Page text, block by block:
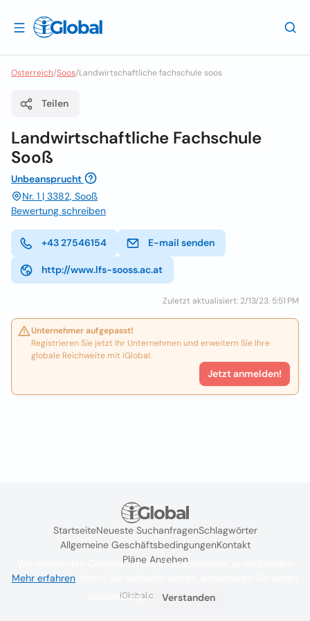
Osterreich/Soos/Landwirtschaftliche fachschule soos
Teilen
Landwirtschaftliche Fachschule
Sooß
Unbeansprucht
Nr. 1 | 3382, Sooß
Bewertung schreiben
+43 27546154 E-mail senden
http://www.lfs-sooss.ac.at
Zuletzt aktualisiert: 2/13/23, 5:51 PM
Unternehmer aufgepasst!
Registrieren Sie jetzt Ihr Unternehmen und erweitern Sie Ihre
globale Reichweite mit iGlobal.
Jetzt anmelden!
StartseiteNeueste SuchanfragenSchlagwörter
Allgemeine GeschäftsbedingungenKontakt
Pläne Ansehen
iGlobal.co @ 2024
Wir verwenden Cookies, um das Nutzererlebnis zu verbessern
Mehr erfahren
Verwendung.
Verstanden